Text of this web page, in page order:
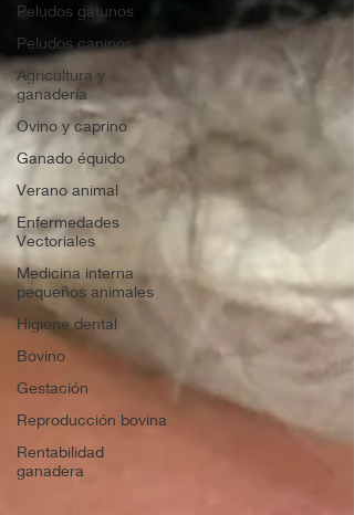
Peludos gatunos
Peludos caninos
Agricultura y
ganadería
Ovino y caprino
Ganado équido
Verano animal
Enfermedades
Vectoriales
Medicina interna
pequeños animales
Higiene dental
Bovino
Gestación
Reproducción bovina
Rentabilidad
ganadera